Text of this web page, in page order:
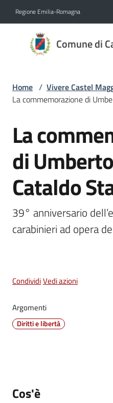
Regione Emilia-Romagna
Comune di
Comune
di Castel
D'ARGENTO
AL MERITO
Amministrazione
Novità
Servizi
Menu selezionato
Amministrazione
Home / Vivere Castel
La commemorazione di
Salta al contenuto
La
di
Cataldo
39° anniversario
carabinieri ad opera
CondividiVedi azioni
Argomenti
Diritti e libertà
Cos'è